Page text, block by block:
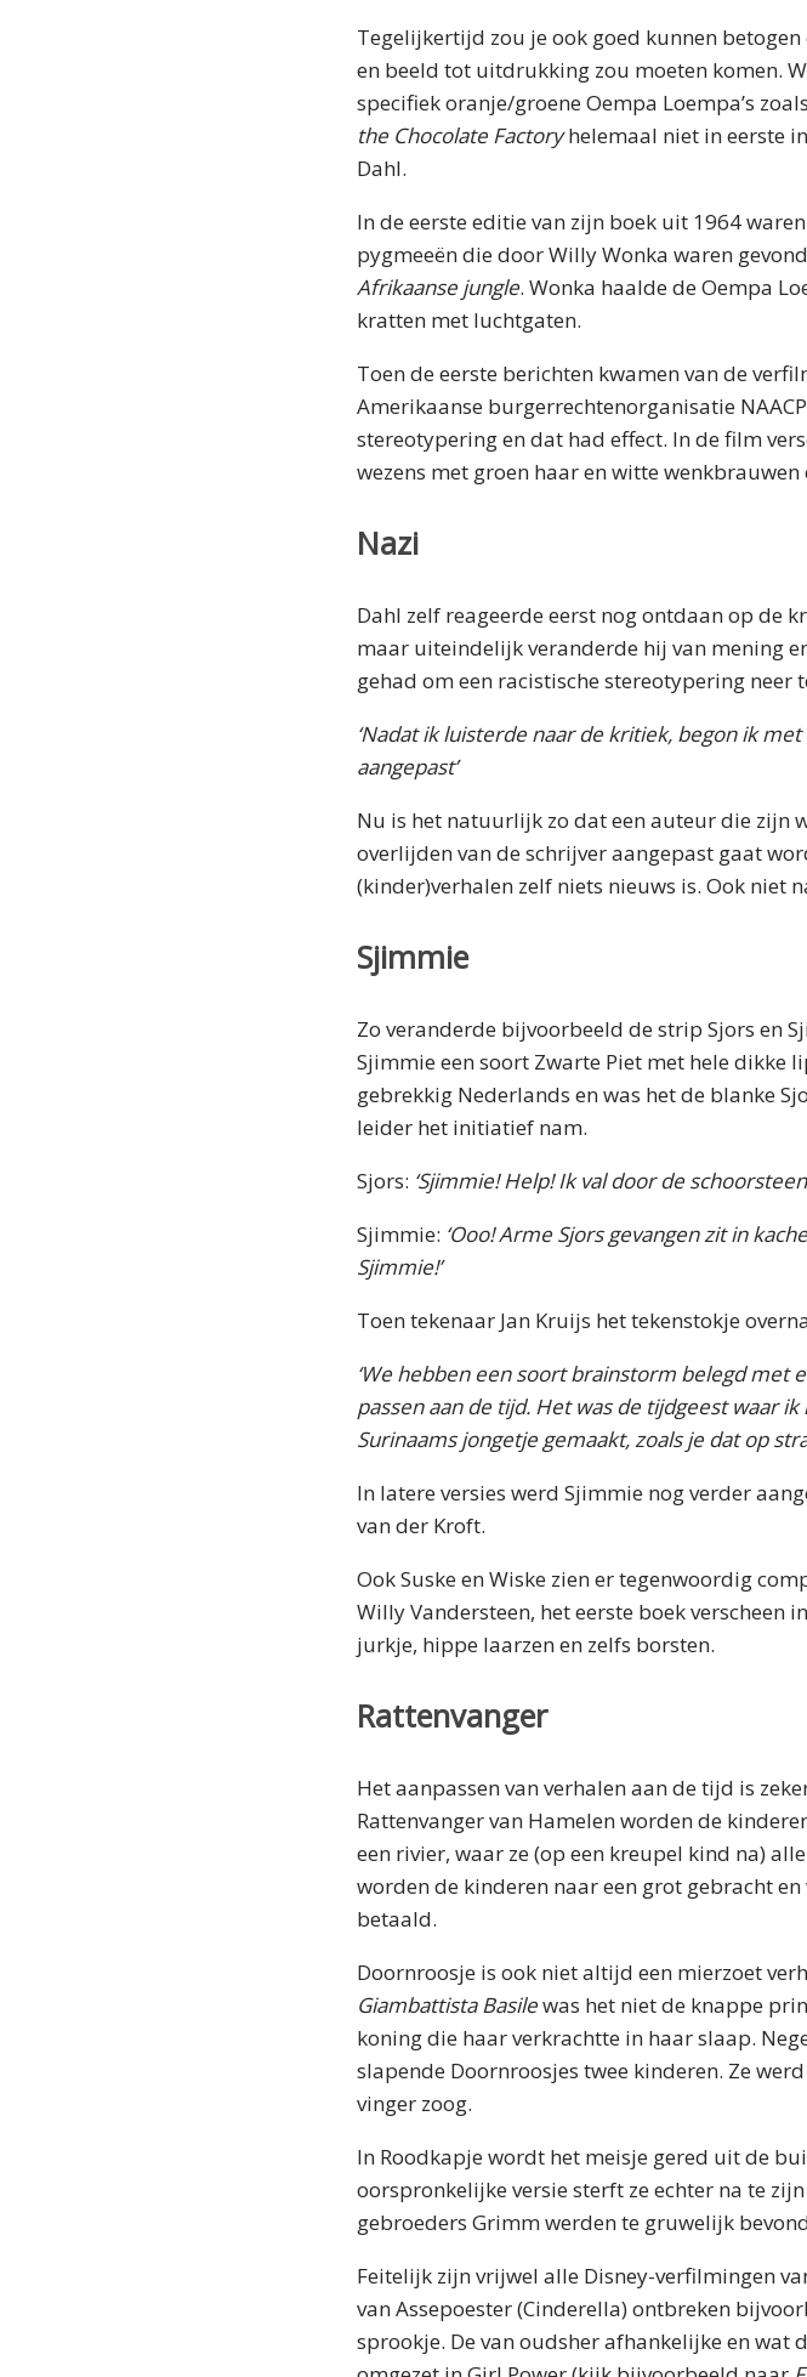
Tegelijkertijd zou je ook goed kunnen
en beeld tot uitdrukking zou moeten komen.
specifiek oranje/groene Oempa Loempa’s
the Chocolate Factoryhelemaal niet in eerste
Dahl.
In de eerste editie van zijn boek uit 1964
pygmeeën die door Willy Wonka waren
Afrikaanse jungle. Wonka haalde de Oempa
kratten met luchtgaten.
Toen de eerste berichten kwamen van de
Amerikaanse burgerrechtenorganisatie
stereotypering en dat had effect. In de film
wezens met groen haar en witte
Nazi
Dahl zelf reageerde eerst nog ontdaan op de
maar uiteindelijk veranderde hij van mening
gehad om een racistische stereotypering neer
‘Nadat ik luisterde naar de kritiek, begon ik
aangepast’
Nu is het natuurlijk zo dat een auteur die zijn
overlijden van de schrijver aangepast gaat
(kinder)verhalen zelf niets nieuws is. Ook niet
Sjimmie
Zo veranderde bijvoorbeeld de strip Sjors en
Sjimmie een soort Zwarte Piet met hele dikke
gebrekkig Nederlands en was het de blanke
leider het initiatief nam.
Sjors: ‘Sjimmie! Help! Ik val door de
Sjimmie: ‘Ooo! Arme Sjors gevangen zit in
Sjimmie!’
Toen tekenaar Jan Kruijs het tekenstokje
‘We hebben een soort brainstorm belegd met
passen aan de tijd. Het was de tijdgeest waar
Surinaams jongetje gemaakt, zoals je dat op
In latere versies werd Sjimmie nog verder
van der Kroft.
Ook Suske en Wiske zien er tegenwoordig
Willy Vandersteen, het eerste boek verscheen
jurkje, hippe laarzen en zelfs borsten.
Rattenvanger
Het aanpassen van verhalen aan de tijd is
Rattenvanger van Hamelen worden de
een rivier, waar ze (op een kreupel kind na)
worden de kinderen naar een grot gebracht
betaald.
Doornroosje is ook niet altijd een mierzoet
Giambattista Basilewas het niet de knappe
koning die haar verkrachtte in haar slaap.
slapende Doornroosjes twee kinderen. Ze
vinger zoog.
In Roodkapje wordt het meisje gered uit de
oorspronkelijke versie sterft ze echter na te
gebroeders Grimm werden te gruwelijk
Feitelijk zijn vrijwel alle Disney-verfilmingen
van Assepoester (Cinderella) ontbreken
sprookje. De van oudsher afhankelijke en wat